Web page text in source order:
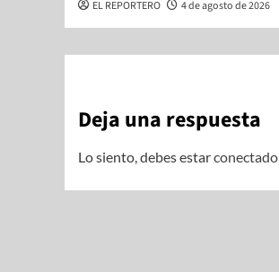
EL REPORTERO 4 de agosto de 2026
Deja una respuesta
Lo siento, debes estarconectado